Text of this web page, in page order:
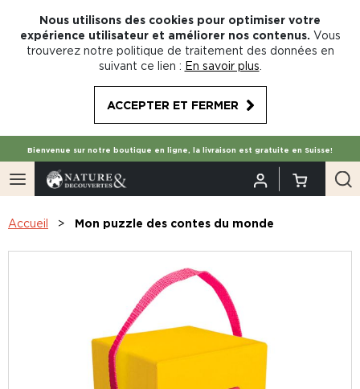
Nous utilisons des cookies pour optimiser votre
expérience utilisateur et améliorer nos contenus. Vous
trouverez notre politique de traitement des données en
suivant ce lien : En savoir plus
ACCEPTER ET FERMER
Bienvenue sur notre boutique en ligne, la livraison est gratuite en Suisse!
Accueil Mon puzzle des contes du monde